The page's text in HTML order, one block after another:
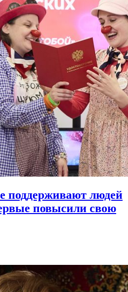
поддерживают людей
повысили свою